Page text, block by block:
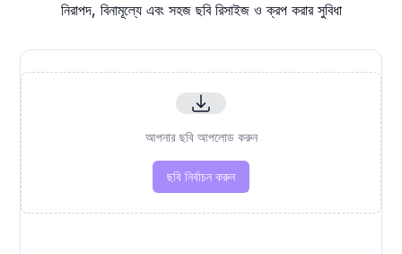
নিরাপদ, বিনামূল্যে এবং সহজ ছবি রিসাইজ ও ক্রপ করার সুবিধা
আপনার ছবি আপলোড করুন
ছবি নির্বাচন করুন